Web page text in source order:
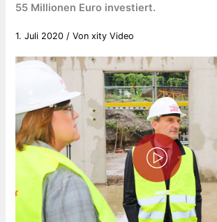
55 Millionen Euro investiert.
1. Juli 2020 / Vonxity Video